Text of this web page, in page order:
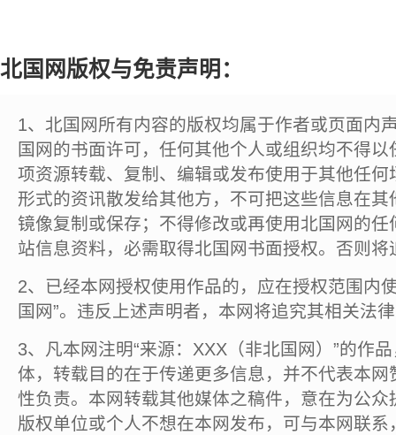
北国网版权与免责声明：
1、北国网所有内容的版权均属于作者或页面内
国网的书面许可，任何其他个人或组织均不得
项资源转载、复制、编辑或发布使用于其他任
形式的资讯散发给其他方，不可把这些信息在
镜像复制或保存；不得修改或再使用北国网的
站信息资料，必需取得北国网书面授权。否则将
2、已经本网授权使用作品的，应在授权范围内
国网”。违反上述声明者，本网将追究其相关法
3、凡本网注明“来源：XXX（非北国网）”的作
体，转载目的在于传递更多信息，并不代表本
性负责。本网转载其他媒体之稿件，意在为公
版权单位或个人不想在本网发布，可与本网联